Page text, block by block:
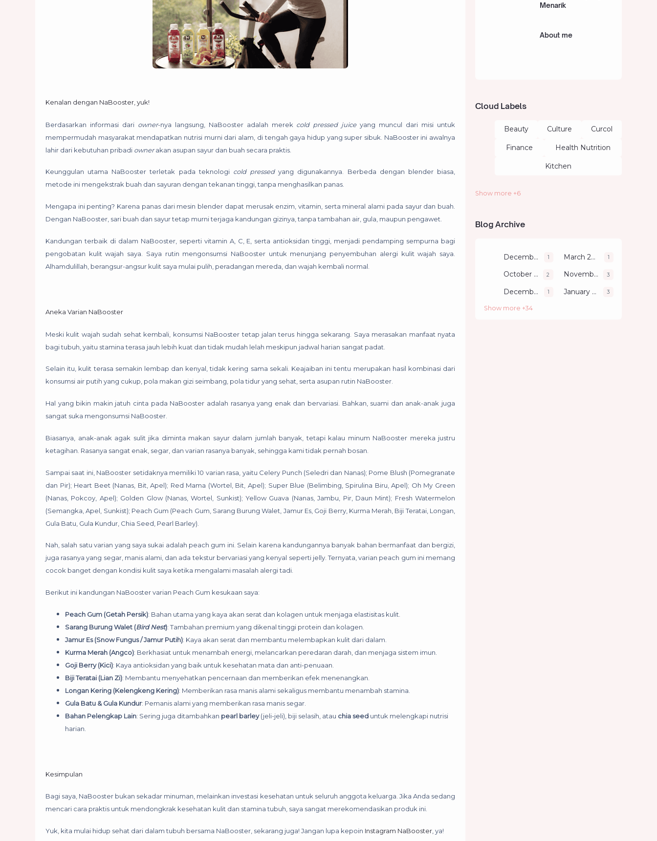
Kenalan dengan NaBooster, yuk!
Berdasarkan informasi dari owner-nya langsung, NaBooster adalah merek cold pressed juiceyang muncul dari misi untuk
mempermudah masyarakat mendapatkan nutrisi murni dari alam, di tengah gaya hidup yang super sibuk. NaBooster ini awalnya
lahir dari kebutuhan pribadi ownerakan asupan sayur dan buah secara praktis.
Keunggulan utama NaBooster terletak pada teknologi cold pressedyang digunakannya. Berbeda dengan blender biasa,
metode ini mengekstrak buah dan sayuran dengan tekanan tinggi, tanpa menghasilkan panas.
Mengapa ini penting? Karena panas dari mesin blender dapat merusak enzim, vitamin, serta mineral alami pada sayur dan buah.
Dengan NaBooster, sari buah dan sayur tetap murni terjaga kandungan gizinya, tanpa tambahan air, gula, maupun pengawet.
Kandungan terbaik di dalam NaBooster, seperti vitamin A, C, E, serta antioksidan tinggi, menjadi pendamping sempurna bagi
pengobatan kulit wajah saya. Saya rutin mengonsumsi NaBooster untuk menunjang penyembuhan alergi kulit wajah saya.
Alhamdulillah, berangsur-angsur kulit saya mulai pulih, peradangan mereda, dan wajah kembali normal.
Aneka Varian NaBooster
Meski kulit wajah sudah sehat kembali, konsumsi NaBooster tetap jalan terus hingga sekarang. Saya merasakan manfaat nyata
bagi tubuh, yaitu stamina terasa jauh lebih kuat dan tidak mudah lelah meskipun jadwal harian sangat padat.
Selain itu, kulit terasa semakin lembap dan kenyal, tidak kering sama sekali. Keajaiban ini tentu merupakan hasil kombinasi dari
konsumsi air putih yang cukup, pola makan gizi seimbang, pola tidur yang sehat, serta asupan rutin NaBooster.
Hal yang bikin makin jatuh cinta pada NaBooster adalah rasanya yang enak dan bervariasi. Bahkan, suami dan anak-anak juga
sangat suka mengonsumsi NaBooster.
Biasanya, anak-anak agak sulit jika diminta makan sayur dalam jumlah banyak, tetapi kalau minum NaBooster mereka justru
ketagihan. Rasanya sangat enak, segar, dan varian rasanya banyak, sehingga kami tidak pernah bosan.
Sampai saat ini, NaBooster setidaknya memiliki 10 varian rasa, yaitu Celery Punch (Seledri dan Nanas); Pome Blush (Pomegranate
dan Pir); Heart Beet (Nanas, Bit, Apel); Red Mama (Wortel, Bit, Apel); Super Blue (Belimbing, Spirulina Biru, Apel); Oh My Green
(Nanas, Pokcoy, Apel); Golden Glow (Nanas, Wortel, Sunkist); Yellow Guava (Nanas, Jambu, Pir, Daun Mint); Fresh Watermelon
(Semangka, Apel, Sunkist); Peach Gum (Peach Gum, Sarang Burung Walet, Jamur Es, Goji Berry, Kurma Merah, Biji Teratai, Longan,
Gula Batu, Gula Kundur, Chia Seed, Pearl Barley).
Nah, salah satu varian yang saya sukai adalah peach gum ini. Selain karena kandungannya banyak bahan bermanfaat dan bergizi,
juga rasanya yang segar, manis alami, dan ada tekstur bervariasi yang kenyal seperti jelly. Ternyata, varian peach gum ini memang
cocok banget dengan kondisi kulit saya ketika mengalami masalah alergi tadi.
Berikut ini kandungan NaBooster varian Peach Gum kesukaan saya:
Peach Gum (Getah Persik): Bahan utama yang kaya akan serat dan kolagen untuk menjaga elastisitas kulit.
Sarang Burung Walet (Bird Nest): Tambahan premium yang dikenal tinggi protein dan kolagen.
Jamur Es (Snow Fungus / Jamur Putih): Kaya akan serat dan membantu melembapkan kulit dari dalam.
Kurma Merah (Angco): Berkhasiat untuk menambah energi, melancarkan peredaran darah, dan menjaga sistem imun.
Goji Berry (Kici): Kaya antioksidan yang baik untuk kesehatan mata dan anti-penuaan.
Biji Teratai (Lian Zi): Membantu menyehatkan pencernaan dan memberikan efek menenangkan.
Longan Kering (Kelengkeng Kering): Memberikan rasa manis alami sekaligus membantu menambah stamina.
Gula Batu & Gula Kundur: Pemanis alami yang memberikan rasa manis segar.
Bahan Pelengkap Lain: Sering juga ditambahkan pearl barley(jeli-jeli), biji selasih, atau chia seed untuk melengkapi nutrisi
harian.
Kesimpulan
Bagi saya, NaBooster bukan sekadar minuman, melainkan investasi kesehatan untuk seluruh anggota keluarga. Jika Anda sedang
mencari cara praktis untuk mendongkrak kesehatan kulit dan stamina tubuh, saya sangat merekomendasikan produk ini.
Yuk, kita mulai hidup sehat dari dalam tubuh bersama NaBooster, sekarang juga! Jangan lupa kepoin Instagram NaBooster , ya!
Menarik
About me
Cloud Labels
Beauty Culture Curcol
Finance Health Nutrition
Kitchen
Literacy
Show more +6
Blog Archive
December 2011 1 March 2018 1
October 2018 2 November 2018 3
December 2018 1 January 2019 3
Show more +34